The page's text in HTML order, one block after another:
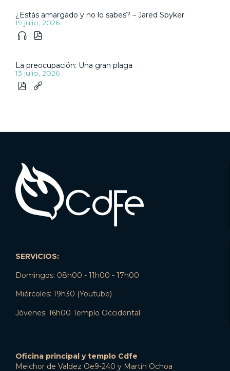
¿Estás amargado y no lo sabes? – Jared Spyker
19 julio, 2026
 
La preocupación: Una gran plaga
13 julio, 2026
 
SERVICIOS:
Domingos: 08h00 - 11h00 - 17h00
Miércoles: 19h30 (Youtube)
Jóvenes: 16h00 Templo Occidental
Oficina principal y templo Cdfe
Melchor de Valdez Oe9-240 y Martín Ochoa